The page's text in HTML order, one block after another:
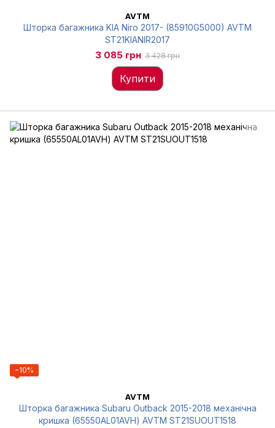
AVTM
Шторка багажника KIA Niro 2017- (85910G5000) AVTM
ST21KIANIR2017
3 085 грн 3 428 грн
Купити
−10%
AVTM
Шторка багажника Subaru Outback 2015-2018 механічна
кришка (65550AL01AVH) AVTM ST21SUOUT1518